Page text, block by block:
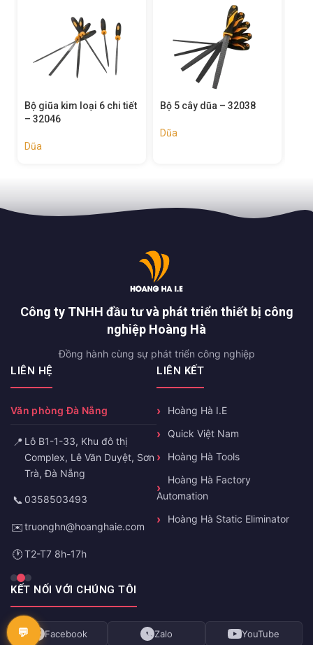
Bộ 5 cây dũa – 32038 Bộ 3 cây dũa gỗ – 32037
Dũa
Công ty TNHH đầu tư và phát triển thiết bị công
nghiệp Hoàng Hà
Đồng hành cùng sự phát triển công nghiệp
LIÊN HỆ
Văn phòng Đà Nẵng
📍 Lô B1-1-33, Khu đô thị
Complex, Lê Văn Duyệt, Sơn
Trà, Đà Nẵng
📞 0358503493
✉️truonghn@hoanghaie.com
🕐T2-T7 8h-17h
LIÊN KẾT
Hoàng Hà I.E
Quick Việt Nam
Hoàng Hà Tools
Hoàng Hà Factory
Automation
Hoàng Hà Static Eliminator
KẾT NỐI VỚI CHÚNG TÔI
Facebook Zalo YouTube